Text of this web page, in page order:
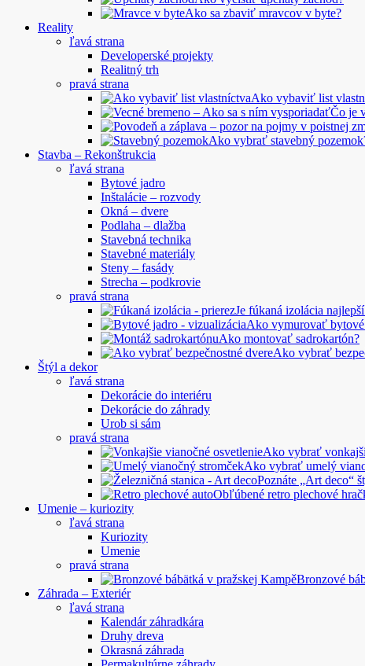
Ako sa zbaviť mravcov v byte?
Reality
ľavá strana
Developerské projekty
Realitný trh
pravá strana
Ako vybaviť list
Čo je
Ako vybrať stavebný
Stavba – Rekonštrukcia
ľavá strana
Bytové jadro
Inštalácie – rozvody
Okná – dvere
Podlaha – dlažba
Stavebná technika
Stavebné materiály
Steny – fasády
Strecha – podkrovie
pravá strana
Je fúkaná izolácia
Ako vymurovať
Ako montovať sadrokartón?
Ako vybrať
Štýl a dekor
ľavá strana
Dekorácie do interiéru
Dekorácie do záhrady
Urob si sám
pravá strana
Ako vybrať
Ako vybrať umelý
Poznáte „Art deco“
Obľúbené retro plechové
Umenie – kuriozity
ľavá strana
Kuriozity
Umenie
pravá strana
Bronzové
Záhrada – Exteriér
ľavá strana
Kalendár záhradkára
Druhy dreva
Okrasná záhrada